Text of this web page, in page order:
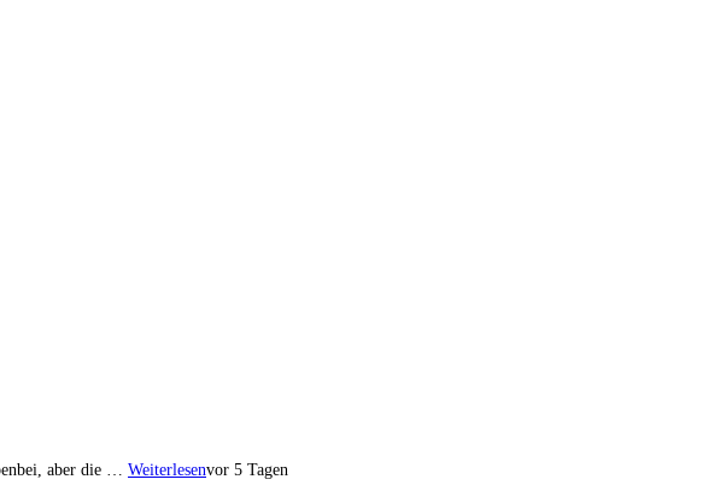
aber die … Weiterlesenvor 5 Tagen